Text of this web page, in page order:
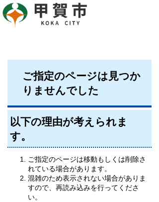
ご指定のページは見つか
りませんでした
以下の理由が考えられま
す。
ご指定のページは移動もしくは削除さ
れている場合があります。
混雑のため表示されない場合がありま
すので、再読み込みを行ってくださ
い。